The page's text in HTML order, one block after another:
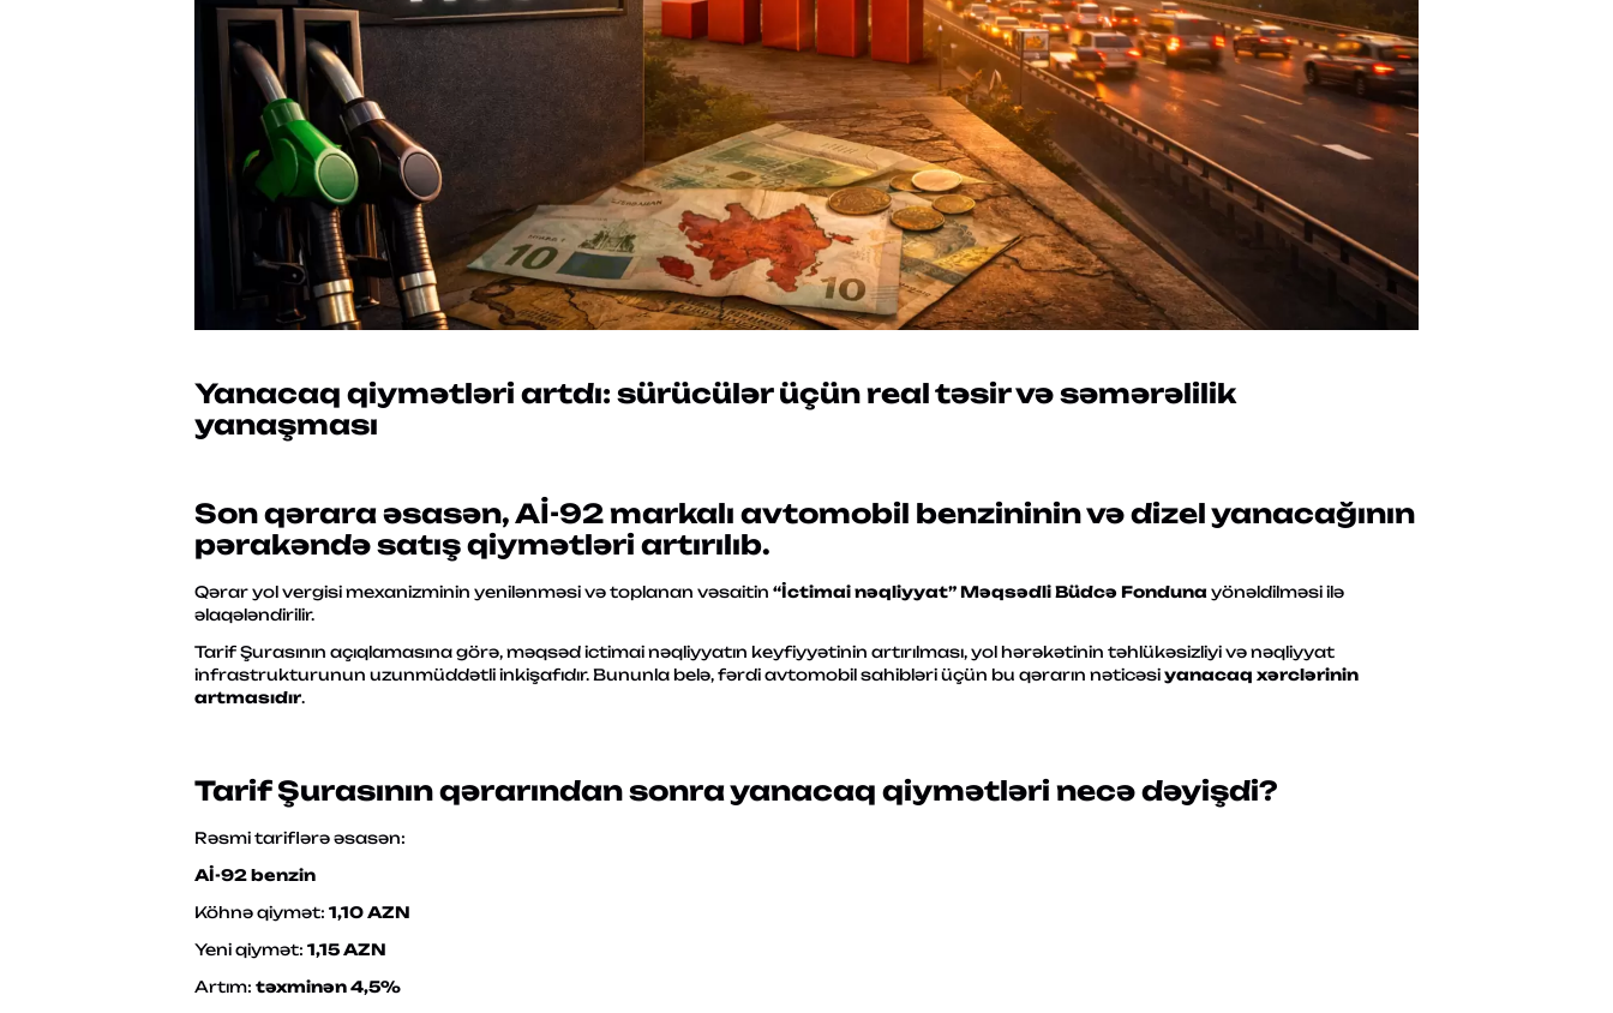
Yanacaq qiymətləri artdı: sürücülər üçün real təsir və səmərəlilik
yanaşması
Son qərara əsasən,Aİ-92 markalı avtomobil benzinininvədizel yanacağının
pərakəndə satış qiymətləri artırılıb.
Qərar yol vergisi mexanizminin yenilənməsi və toplanan vəsaitin “İctimai nəqliyyat” Məqsədli Büdcə Fonduna yönəldilməsi ilə
əlaqələndirilir.
Tarif Şurasının açıqlamasına görə, məqsəd ictimai nəqliyyatın keyfiyyətinin artırılması, yol hərəkətinin təhlükəsizliyi və nəqliyyat
infrastrukturunun uzunmüddətli inkişafıdır. Bununla belə, fərdi avtomobil sahibləri üçün bu qərarın nəticəsiyanacaq xərclərinin
artmasıdır.
Tarif Şurasının qərarından sonra yanacaq qiymətləri necə dəyişdi?
Rəsmi tariflərə əsasən:
Aİ-92 benzin
Köhnə qiymət: 1,10 AZN
Yeni qiymət: 1,15 AZN
Artım: təxminən 4,5%